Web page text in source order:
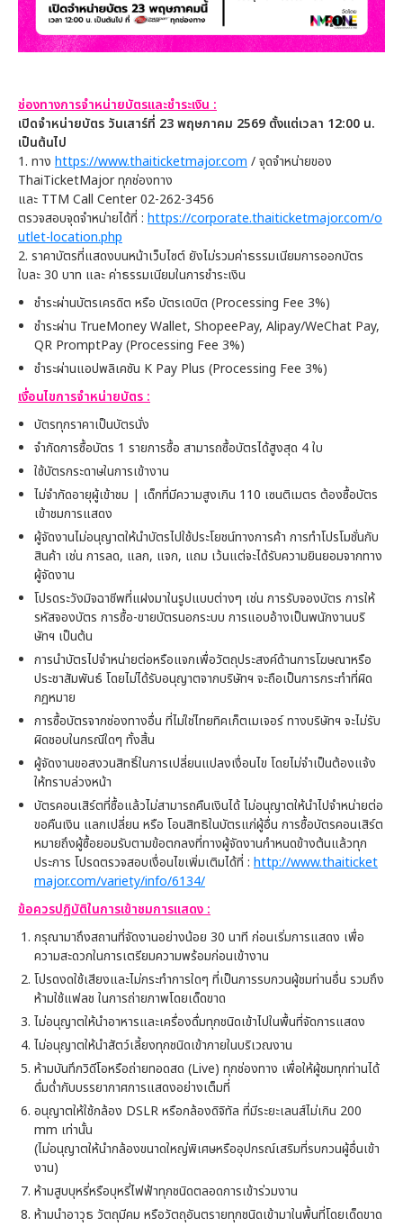
ช่องทางการจำหน่ายบัตรและชำระเงิน :
เปิดจำหน่ายบัตร วันเสาร์ที่ 23 พฤษภาคม 2569 ตั้งแต่เวลา 12:00 น.
เป็นต้นไป
1. ทาง https://www.thaiticketmajor.com / จุดจำหน่ายของ
ThaiTicketMajor ทุกช่องทาง
และ TTM Call Center 02-262-3456
ตรวจสอบจุดจำหน่ายได้ที่ : https://corporate.thaiticketmajor.com/o
utlet-location.php
2. ราคาบัตรที่แสดงบนหน้าเว็บไซต์ ยังไม่รวมค่าธรรมเนียมการออกบัตร
ใบละ 30 บาท และ ค่าธรรมเนียมในการชำระเงิน
ชำระผ่านบัตรเครดิต หรือ บัตรเดบิต (Processing Fee 3%)
ชำระผ่าน TrueMoney Wallet, ShopeePay, Alipay/WeChat Pay,
QR PromptPay (Processing Fee 3%)
ชำระผ่านแอปพลิเคชัน K Pay Plus (Processing Fee 3%)
เงื่อนไขการจำหน่ายบัตร :
บัตรทุกราคาเป็นบัตรนั่ง
จำกัดการซื้อบัตร 1 รายการซื้อ สามารถซื้อบัตรได้สูงสุด 4 ใบ
ใช้บัตรกระดาษในการเข้างาน
ไม่จำกัดอายุผู้เข้าชม | เด็กที่มีความสูงเกิน 110 เซนติเมตร ต้องซื้อบัตร
เข้าชมการแสดง
ผู้จัดงานไม่อนุญาตให้นำบัตรไปใช้ประโยชน์ทางการค้า การทำโปรโมชั่นกับ
สินค้า เช่น การลด, แลก, แจก, แถม เว้นแต่จะได้รับความยินยอมจากทาง
ผู้จัดงาน
โปรดระวังมิจฉาชีพที่แฝงมาในรูปแบบต่างๆ เช่น การรับจองบัตร การให้
รหัสจองบัตร การซื้อ-ขายบัตรนอกระบบ การแอบอ้างเป็นพนักงานบริ
ษัทฯ เป็นต้น
การนำบัตรไปจำหน่ายต่อหรือแจกเพื่อวัตถุประสงค์ด้านการโฆษณาหรือ
ประชาสัมพันธ์ โดยไม่ได้รับอนุญาตจากบริษัทฯ จะถือเป็นการกระทำที่ผิด
กฎหมาย
การซื้อบัตรจากช่องทางอื่น ที่ไม่ใช่ไทยทิคเก็ตเมเจอร์ ทางบริษัทฯ จะไม่รับ
ผิดชอบในกรณีใดๆ ทั้งสิ้น
ผู้จัดงานขอสงวนสิทธิ์ในการเปลี่ยนแปลงเงื่อนไข โดยไม่จำเป็นต้องแจ้ง
ให้ทราบล่วงหน้า
บัตรคอนเสิร์ตที่ซื้อแล้วไม่สามารถคืนเงินได้ ไม่อนุญาตให้นำไปจำหน่ายต่อ
ขอคืนเงิน แลกเปลี่ยน หรือ โอนสิทธิในบัตรแก่ผู้อื่น การซื้อบัตรคอนเสิร์ต
หมายถึงผู้ซื้อยอมรับตามข้อตกลงที่ทางผู้จัดงานกำหนดข้างต้นแล้วทุก
ประการ โปรดตรวจสอบเงื่อนไขเพิ่มเติมได้ที่ : http://www.thaiticket
major.com/variety/info/6134/
ข้อควรปฏิบัติในการเข้าชมการแสดง :
กรุณามาถึงสถานที่จัดงานอย่างน้อย 30 นาที ก่อนเริ่มการแสดง เพื่อ
ความสะดวกในการเตรียมความพร้อมก่อนเข้างาน
โปรดงดใช้เสียงและไม่กระทำการใดๆ ที่เป็นการรบกวนผู้ชมท่านอื่น รวมถึง
ห้ามใช้แฟลช ในการถ่ายภาพโดยเด็ดขาด
ไม่อนุญาตให้นำอาหารและเครื่องดื่มทุกชนิดเข้าไปในพื้นที่จัดการแสดง
ไม่อนุญาตให้นำสัตว์เลี้ยงทุกชนิดเข้าภายในบริเวณงาน
ห้ามบันทึกวิดีโอหรือถ่ายทอดสด (Live) ทุกช่องทาง เพื่อให้ผู้ชมทุกท่านได้
ดื่มด่ำกับบรรยากาศการแสดงอย่างเต็มที่
อนุญาตให้ใช้กล้อง DSLR หรือกล้องดิจิทัล ที่มีระยะเลนส์ไม่เกิน 200
mm เท่านั้น
(ไม่อนุญาตให้นำกล้องขนาดใหญ่พิเศษหรืออุปกรณ์เสริมที่รบกวนผู้อื่นเข้า
งาน)
ห้ามสูบบุหรี่หรือบุหรี่ไฟฟ้าทุกชนิดตลอดการเข้าร่วมงาน
ห้ามนำอาวุธ วัตถุมีคม หรือวัตถุอันตรายทุกชนิดเข้ามาในพื้นที่โดยเด็ดขาด